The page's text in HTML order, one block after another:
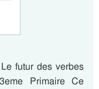
futur des verbes
Primaire Ce